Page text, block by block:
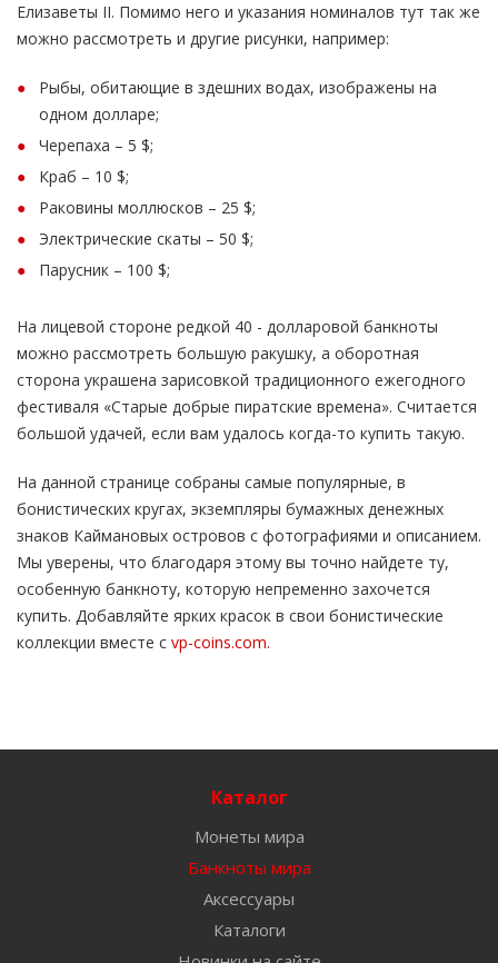
Елизаветы II. Помимо него и указания номиналов тут так же
можно рассмотреть и другие рисунки, например:
Рыбы, обитающие в здешних водах, изображены на
одном долларе;
Черепаха – 5 $;
Краб – 10 $;
Раковины моллюсков – 25 $;
Электрические скаты – 50 $;
Парусник – 100 $;
На лицевой стороне редкой 40 - долларовой банкноты
можно рассмотреть большую ракушку, а оборотная
сторона украшена зарисовкой традиционного ежегодного
фестиваля «Старые добрые пиратские времена». Считается
большой удачей, если вам удалось когда-то купить такую.
На данной странице собраны самые популярные, в
бонистических кругах, экземпляры бумажных денежных
знаков Каймановых островов с фотографиями и описанием.
Мы уверены, что благодаря этому вы точно найдете ту,
особенную банкноту, которую непременно захочется
купить. Добавляйте ярких красок в свои бонистические
коллекции вместе с vp-coins.com.
Каталог
Монеты мира
Банкноты мира
Аксессуары
Каталоги